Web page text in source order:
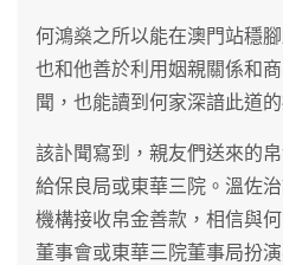
何鴻燊之所以能在澳門站穩
也和他善於利用姻親關係和
聞，也能讀到何家深諳此道的
該訃聞寫到，親友們送來的
給保良局或東華三院。溫佐
機構接收帛金善款，相信與
董事會或東華三院董事局扮